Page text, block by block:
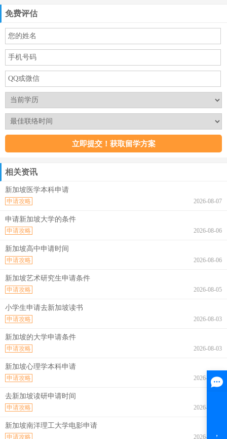
免费评估
相关资讯
新加坡医学本科申请
2026-08-07
申请攻略
申请新加坡大学的条件
2026-08-06
申请攻略
新加坡高中申请时间
2026-08-06
申请攻略
新加坡艺术研究生申请条件
2026-08-05
申请攻略
小学生申请去新加坡读书
2026-08-03
申请攻略
新加坡的大学申请条件
2026-08-03
申请攻略
新加坡心理学本科申请
2026-07-31
申请攻略
去新加坡读研申请时间
2026-07-31
申请攻略
新加坡南洋理工大学电影申请
2026-07-30
申请攻略